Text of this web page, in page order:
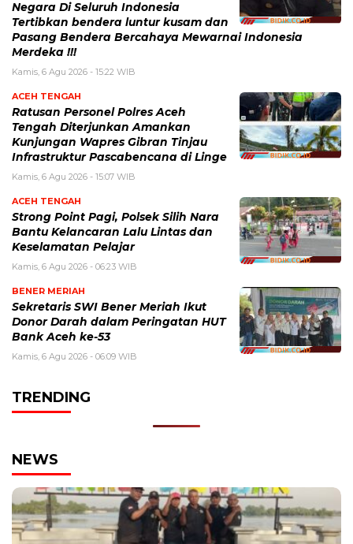
Negara Di Seluruh Indonesia
Tertibkan bendera luntur kusam dan
Pasang Bendera Bercahaya Mewarnai Indonesia
Merdeka !!!
Kamis, 6 Agu 2026 - 15:22 WIB
ACEH TENGAH
Ratusan Personel Polres Aceh
Tengah Diterjunkan Amankan
Kunjungan Wapres Gibran Tinjau
Infrastruktur Pascabencana di Linge
Kamis, 6 Agu 2026 - 15:07 WIB
ACEH TENGAH
Strong Point Pagi, Polsek Silih Nara
Bantu Kelancaran Lalu Lintas dan
Keselamatan Pelajar
Kamis, 6 Agu 2026 - 06:23 WIB
BENER MERIAH
Sekretaris SWI Bener Meriah Ikut
Donor Darah dalam Peringatan HUT
Bank Aceh ke-53
Kamis, 6 Agu 2026 - 06:09 WIB
TRENDING
NEWS